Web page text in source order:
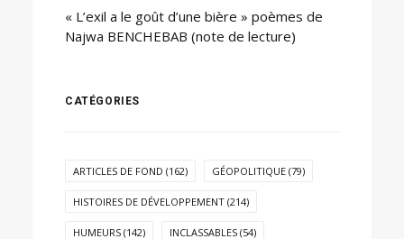
« L’exil a le goût d’une bière » poèmes de
Najwa BENCHEBAB (note de lecture)
CATÉGORIES
ARTICLES DE FOND (162) GÉOPOLITIQUE (79)
HISTOIRES DE DÉVELOPPEMENT (214)
HUMEURS (142) INCLASSABLES (54)